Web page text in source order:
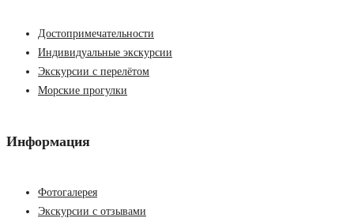
Достопримечательности
Индивидуальные экскурсии
Экскурсии с перелётом
Морские прогулки
Информация
Фотогалерея
Экскурсии с отзывами